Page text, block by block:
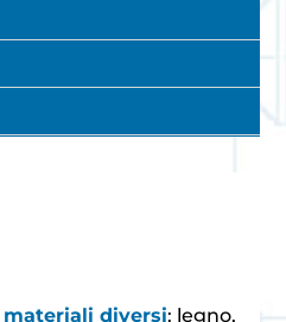
materiali diversi: legno,